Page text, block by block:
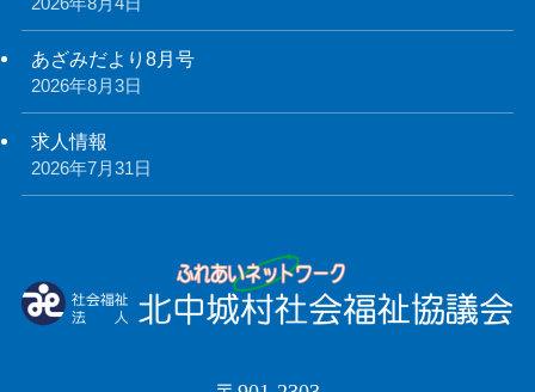
あざみだより8月号
2026年8月3日
求人情報
2026年7月31日